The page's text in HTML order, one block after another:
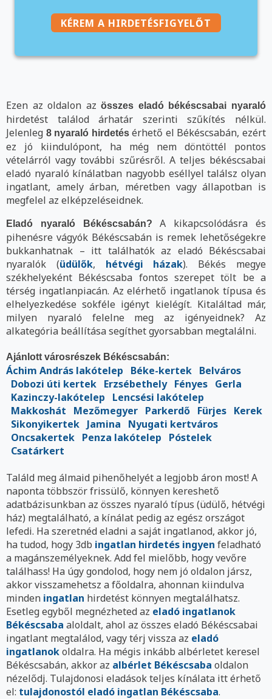
KÉREM A HIRDETÉSFIGYELŐT
Ezen az oldalon azösszes eladó békéscsabai nyaraló
hirdetést találod árhatár szerinti szűkítés nélkül.
Jelenleg 8 nyaraló hirdetésérhető el Békéscsabán, ezért
ez jó kiindulópont, ha még nem döntöttél pontos
vételárról vagy további szűrésről. A teljes békéscsabai
eladó nyaraló kínálatban nagyobb eséllyel találsz olyan
ingatlant, amely árban, méretben vagy állapotban is
megfelel az elképzeléseidnek.
Eladó nyaraló Békéscsabán?
A kikapcsolódásra és
pihenésre vágyók Békéscsabán is remek lehetőségekre
bukkanhatnak – itt találhatók az eladó Békéscsabai
nyaralók (üdülők, hétvégi házak). Békés megye
székhelyeként Békéscsaba fontos szerepet tölt be a
térség ingatlanpiacán. Az elérhető ingatlanok típusa és
elhelyezkedése sokféle igényt kielégít. Kitaláltad már,
milyen nyaraló felelne meg az igényeidnek? Az
alkategória beállítása segíthet gyorsabban megtalálni.
Ajánlott városrészek Békéscsabán:
Áchim András lakótelep Béke-kertek Belváros
Dobozi úti kertek Erzsébethely Fényes Gerla
Kazinczy-lakótelep
Lencsési lakótelep
Makkoshát
Mezőmegyer Parkerdő Fürjes Kerek
Sikonyikertek Jamina
Nyugati kertváros
Oncsakertek Penza lakótelep
Póstelek
Csatárkert
Találd meg álmaid pihenőhelyét a legjobb áron most! A
naponta többször frissülő, könnyen kereshető
adatbázisunkban az összes nyaraló típus (üdülő, hétvégi
ház) megtalálható, a kínálat pedig az egész országot
lefedi. Ha szeretnéd eladni a saját ingatlanod, akkor jó,
ha tudod, hogy 3db ingatlan hirdetés ingyen feladható
a magánszemélyeknek. Add fel mielőbb, hogy vevőre
találhass! Ha úgy gondolod, hogy nem jó oldalon jársz,
akkor visszamehetsz a főoldalra, ahonnan kiindulva
minden ingatlan hirdetést könnyen megtalálhatsz.
Esetleg egyből megnézheted az eladó ingatlanok
Békéscsaba aloldalt, ahol az összes eladó Békéscsabai
ingatlant megtalálod, vagy térj vissza az eladó
ingatlanokoldalra. Ha mégis inkább albérletet keresel
Békéscsabán, akkor az albérlet Békéscsaba oldalon
nézelődj. Tulajdonosi eladások teljes kínálata itt érhető
el: tulajdonostól eladó ingatlan Békéscsaba.